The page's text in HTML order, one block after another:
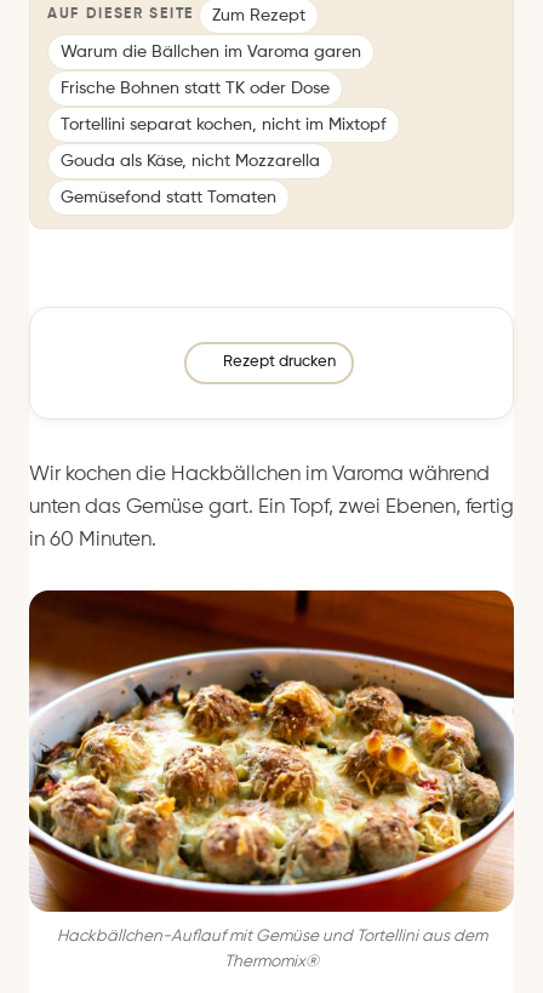
AUF DIESER SEITE Zum Rezept
Warum die Bällchen im Varoma garen
Frische Bohnen statt TK oder Dose
Tortellini separat kochen, nicht im Mixtopf
Gouda als Käse, nicht Mozzarella
Gemüsefond statt Tomaten
Rezept drucken
Wir kochen die Hackbällchen im Varoma während
unten das Gemüse gart. Ein Topf, zwei Ebenen, fertig
in 60 Minuten.
Hackbällchen-Auflauf mit Gemüse und Tortellini aus dem
Thermomix®